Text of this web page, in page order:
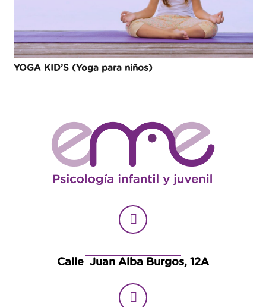
YOGA KID’S (Yoga para niños)
Calle Juan Alba Burgos, 12A